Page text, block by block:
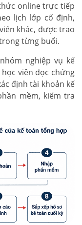
online trực tiếp
lịch lớp cố định,
khác, được trao
từng buổi.
nghiệp vụ kế
viên đọc chứng
định tài khoản kế
mềm, kiểm tra